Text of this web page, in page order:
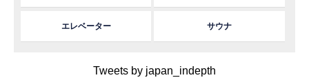
エレベーター サウナ
Tweets by japan_indepth